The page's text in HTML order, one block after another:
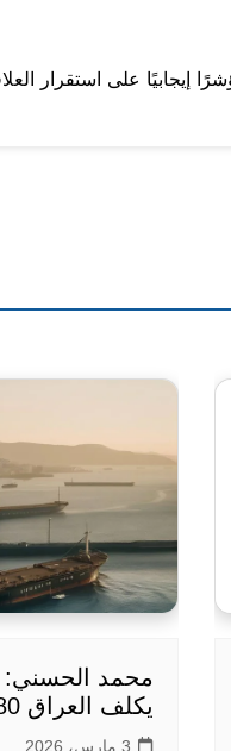
إيجابيًا على استقرار
محمد الحسني:
يكلف العراق 280 مليون دولار يومياً.
3 مارس، 2026